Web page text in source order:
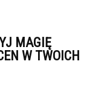
MAGIĘ
W TWOICH